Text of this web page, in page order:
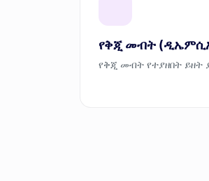
የቅጂ መብት
የቅጂ መብት የተያዘበት